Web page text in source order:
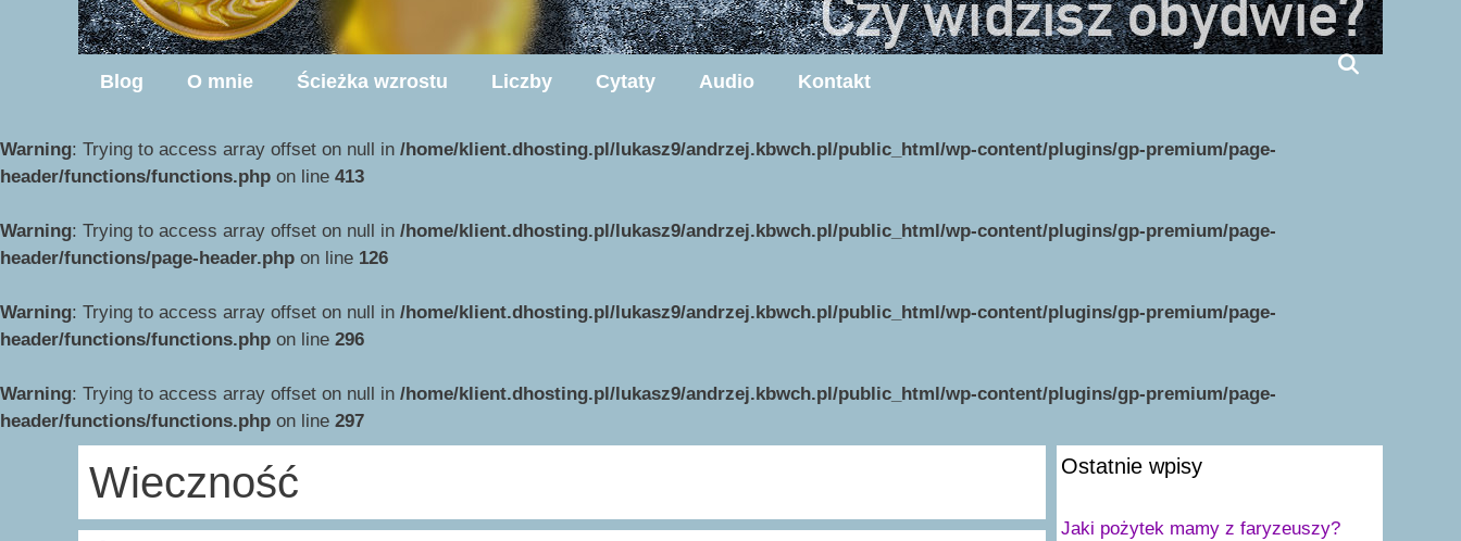
Blog O mnie Ścieżka wzrostu Liczby Cytaty Audio Kontakt
Warning: Trying to access array offset on null in /home/klient.dhosting.pl/lukasz9/andrzej.kbwch.pl/public_html/wp-content/plugins/gp-premium/page-
header/functions/functions.php on line 413
Warning: Trying to access array offset on null in /home/klient.dhosting.pl/lukasz9/andrzej.kbwch.pl/public_html/wp-content/plugins/gp-premium/page-
header/functions/page-header.php on line 126
Warning: Trying to access array offset on null in /home/klient.dhosting.pl/lukasz9/andrzej.kbwch.pl/public_html/wp-content/plugins/gp-premium/page-
header/functions/functions.php on line 296
Warning: Trying to access array offset on null in /home/klient.dhosting.pl/lukasz9/andrzej.kbwch.pl/public_html/wp-content/plugins/gp-premium/page-
header/functions/functions.php on line 297
Wieczność Ostatnie wpisy
Jaki pożytek mamy z faryzeuszy?